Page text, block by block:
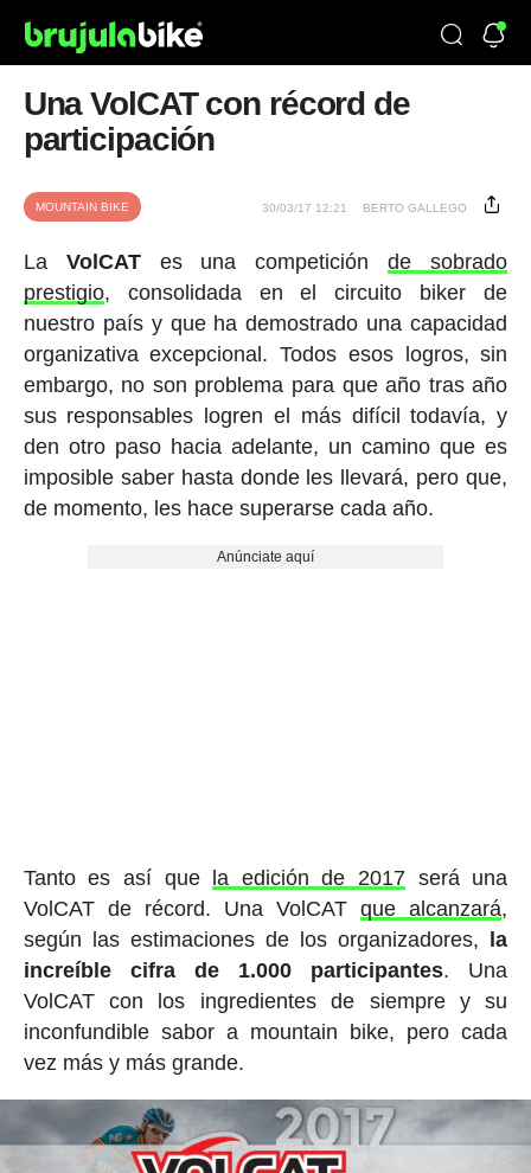
Una VolCAT con récord de
participación
MOUNTAIN BIKE 30/03/17 12:21 BERTO GALLEGO
La VolCATes una competiciónde sobrado
prestigio, consolidada en el circuito biker de
nuestro país y que ha demostrado una capacidad
organizativa excepcional. Todos esos logros, sin
embargo, no son problema para que año tras año
sus responsables logren el más difícil todavía, y
den otro paso hacia adelante, un camino que es
imposible saber hasta donde les llevará, pero que,
de momento, les hace superarse cada año.
Anúnciate aquí
Tanto es así que la edición de 2017 será una
VolCAT de récord. Una VolCATque alcanzará,
según las estimaciones de los organizadores,
la
increíble cifra de 1.000 participantes. Una
VolCAT con los ingredientes de siempre y su
inconfundible sabor a mountain bike, pero cada
vez más y más grande.